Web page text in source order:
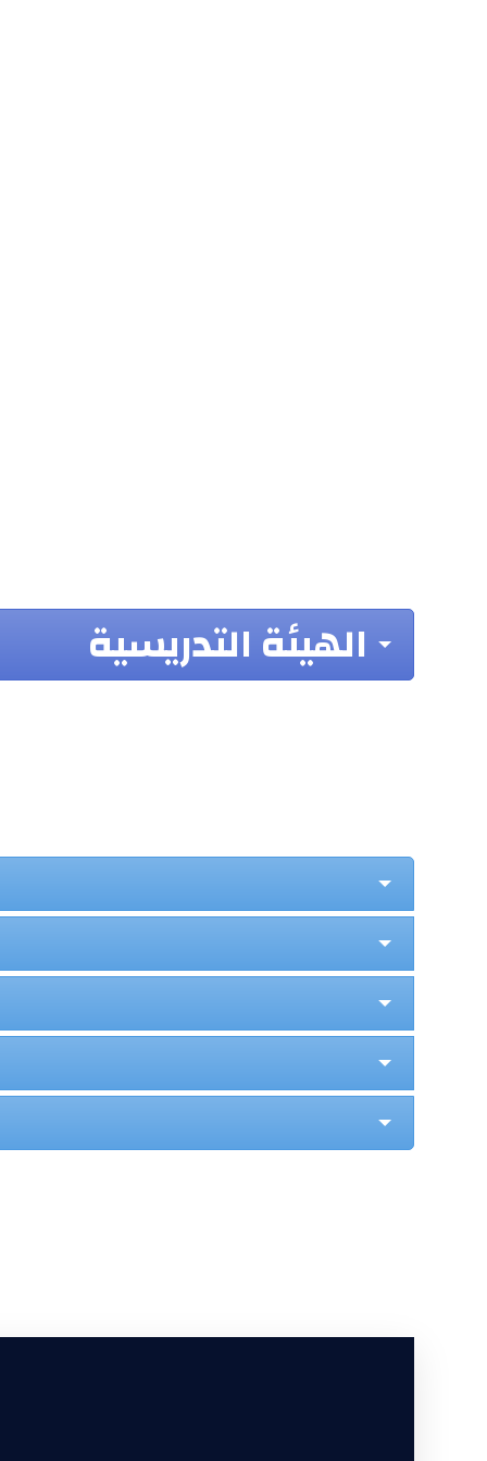
الهيئة التدريسية